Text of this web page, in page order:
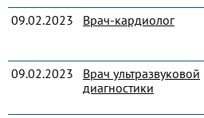
09.02.2023
Врач-кардиолог
09.02.2023
Врач ультразвуковой
диагностики